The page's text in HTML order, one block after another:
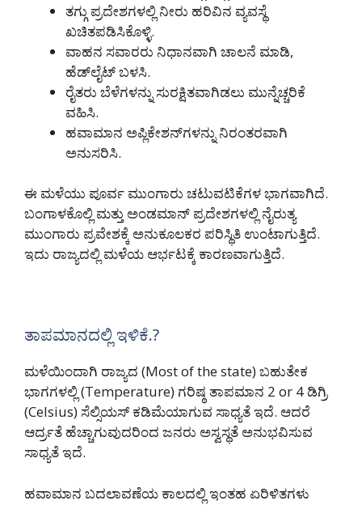
ತಗ್ಗು ಪ್ರದೇಶಗಳಲ್ಲಿ ನೀರು ಹರಿವಿನ ವ್ಯವಸ್ಥೆ
ಖಚಿತಪಡಿಸಿಕೊಳ್ಳಿ.
ವಾಹನ ಸವಾರರು ನಿಧಾನವಾಗಿ ಚಾಲನೆ ಮಾಡಿ,
ಹೆಡ್‌ಲೈಟ್ ಬಳಸಿ.
ರೈತರು ಬೆಳೆಗಳನ್ನು ಸುರಕ್ಷಿತವಾಗಿಡಲು ಮುನ್ನೆಚ್ಚರಿಕೆ
ವಹಿಸಿ.
ಹವಾಮಾನ ಅಪ್ಲಿಕೇಶನ್‌ಗಳನ್ನು ನಿರಂತರವಾಗಿ
ಅನುಸರಿಸಿ.
ಈ ಮಳೆಯು ಪೂರ್ವ ಮುಂಗಾರು ಚಟುವಟಿಕೆಗಳ ಭಾಗವಾಗಿದೆ.
ಬಂಗಾಳಕೊಲ್ಲಿ ಮತ್ತು ಅಂಡಮಾನ್ ಪ್ರದೇಶಗಳಲ್ಲಿ ನೈರುತ್ಯ
ಮುಂಗಾರು ಪ್ರವೇಶಕ್ಕೆ ಅನುಕೂಲಕರ ಪರಿಸ್ಥಿತಿ ಉಂಟಾಗುತ್ತಿದೆ.
ಇದು ರಾಜ್ಯದಲ್ಲಿ ಮಳೆಯ ಆರ್ಭಟಕ್ಕೆ ಕಾರಣವಾಗುತ್ತಿದೆ.
ತಾಪಮಾನದಲ್ಲಿ ಇಳಿಕೆ.?
ಮಳೆಯಿಂದಾಗಿ ರಾಜ್ಯದ (Most of the state) ಬಹುತೇಕ
ಭಾಗಗಳಲ್ಲಿ (Temperature) ಗರಿಷ್ಠ ತಾಪಮಾನ 2 or 4 ಡಿಗ್ರಿ
(Celsius) ಸೆಲ್ಸಿಯಸ್ ಕಡಿಮೆಯಾಗುವ ಸಾಧ್ಯತೆ ಇದೆ. ಆದರೆ
ಆರ್ದ್ರತೆ ಹೆಚ್ಚಾಗುವುದರಿಂದ ಜನರು ಅಸ್ವಸ್ಥತೆ ಅನುಭವಿಸುವ
ಸಾಧ್ಯತೆ ಇದೆ.
ಹವಾಮಾನ ಬದಲಾವಣೆಯ ಕಾಲದಲ್ಲಿ ಇಂತಹ ಏರಿಳಿತಗಳು